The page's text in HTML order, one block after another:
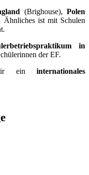
(Brighouse),Polen
Ähnliches ist mit Schulen
in
der EF.
wir ein internationales